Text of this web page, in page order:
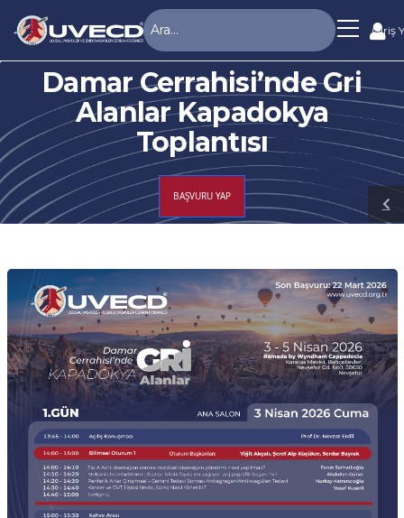
Giriş
Damar Cerrahisi’nde Gri
Alanlar Kapadokya
Toplantısı
BAŞVURU YAP